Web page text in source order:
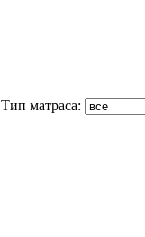
Тип матраса: